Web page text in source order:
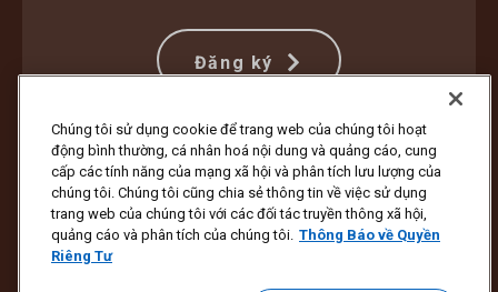
Đăng ký
Bảo vệ Chống Lừa đảo
Điều khoản và Điều kiện
Điều Khoản Sử Dụng Trang Web
Thông Báo về Quyền Riêng Tư
Cài đặt Cookie
Bản quyền ©1994 - 2026 United Parcel Service of America, Inc. Bảo lưu
mọi quyền. Bạn không muốn nhận tin tức cập nhật qua email?
Hủy đăng ký tại đây
Chúng tôi sử dụng cookie để trang web của chúng tôi hoạt
động bình thường, cá nhân hoá nội dung và quảng cáo, cung
cấp các tính năng của mạng xã hội và phân tích lưu lượng của
chúng tôi. Chúng tôi cũng chia sẻ thông tin về việc sử dụng
trang web của chúng tôi với các đối tác truyền thông xã hội,
quảng cáo và phân tích của chúng tôi. Thông Báo về Quyền
Riêng Tư